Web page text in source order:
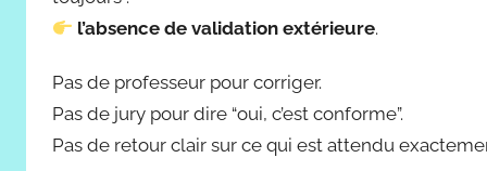
l’absence de validation extérieure.
Pas de professeur pour corriger.
Pas de jury pour dire “oui, c’est conforme”.
Pas de retour clair sur ce qui est attendu